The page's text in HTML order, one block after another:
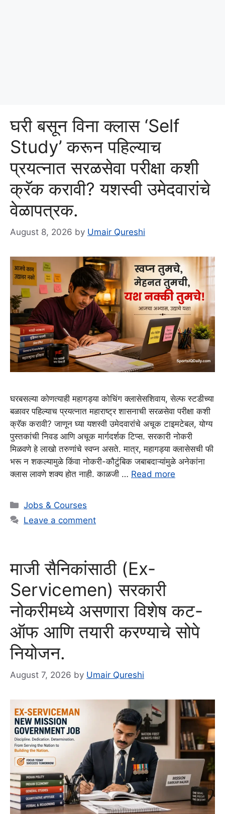
घरी बसून विना क्लास ‘Self
Study’ करून पहिल्याच
प्रयत्नात सरळसेवा परीक्षा कशी
क्रॅक करावी? यशस्वी उमेदवारांचे
वेळापत्रक.
August 8, 2026 by Umair Qureshi
घरबसल्या कोणत्याही महागड्या कोचिंग क्लासेसशिवाय, सेल्फ स्टडीच्या
बळावर पहिल्याच प्रयत्नात महाराष्ट्र शासनाची सरळसेवा परीक्षा कशी
क्रॅक करावी? जाणून घ्या यशस्वी उमेदवारांचे अचूक टाइमटेबल, योग्य
पुस्तकांची निवड आणि अचूक मार्गदर्शक टिप्स. सरकारी नोकरी
मिळवणे हे लाखो तरुणांचे स्वप्न असते. मात्र, महागड्या क्लासेसची फी
भरू न शकल्यामुळे किंवा नोकरी-कौटुंबिक जबाबदाऱ्यांमुळे अनेकांना
क्लास लावणे शक्य होत नाही. काळजी … Read more
Categories
Jobs & Courses
Leave a comment
माजी सैनिकांसाठी (Ex-
Servicemen) सरकारी
नोकरीमध्ये असणारा विशेष कट-
ऑफ आणि तयारी करण्याचे सोपे
नियोजन.
August 7, 2026 by Umair Qureshi